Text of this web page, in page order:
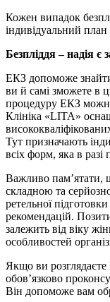
Кожен випадок
індивідуальний
Безпліддя – надія є
ЕКЗ допоможе знайти
ви й самі зможете в
процедуру ЕКЗ
Клініка «LITA»
Тут призначають
всіх форм, яка в разі
Важливо пам’ятати,
складною та
ретельної
рекомендацій.
залежить від віку
особливостей
Якщо ви
обов’язково
Він допоможе вам